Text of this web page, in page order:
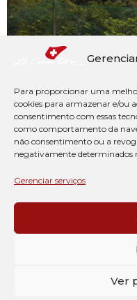
Para proporcionar uma
cookies para armazenar e/ou
consentimento com essas
como comportamento da
não consentimento ou a
negativamente determinados
Gerenciar serviços
Ver